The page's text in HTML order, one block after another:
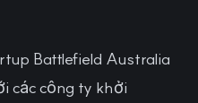
Battlefield Australia
các công ty khởi